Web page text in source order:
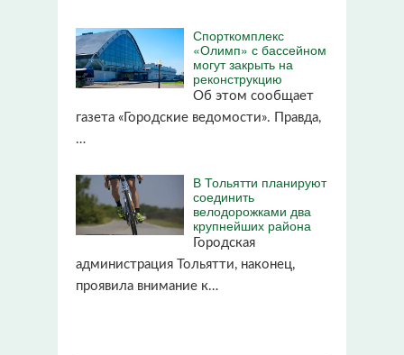
Спорткомплекс
«Олимп» с бассейном
могут закрыть на
реконструкцию
Об этом сообщает
газета «Городские ведомости». Правда,
…
В Тольятти планируют
соединить
велодорожками два
крупнейших района
Городская
администрация Тольятти, наконец,
проявила внимание к…